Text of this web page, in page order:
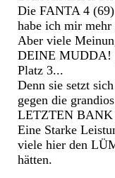
Die FANTA 4
habe ich mir mehr
Aber viele
DEINE MUDDA!
Platz 3...
Denn sie setzt
gegen die
LETZTEN BANK
Eine Starke
viele hier den
hätten.